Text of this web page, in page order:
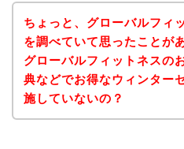
ちょっと、グローバルフィ
を調べていて思ったことが
グローバルフィットネスの
典などでお得なウィンター
施していないの？